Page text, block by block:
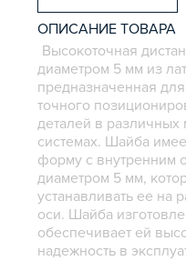
ОПИСАНИЕ ТОВАРА
Высокоточная дистанционная шайба
диаметром 5 мм из
предназначенная
точного
деталей в различных
системах. Шайба
форму с внутренним
диаметром 5 мм,
устанавливать ее на
оси. Шайба
обеспечивает ей
надежность в